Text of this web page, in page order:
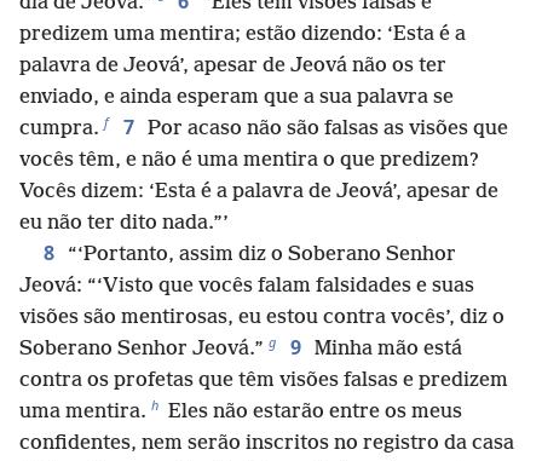
predizem uma mentira; estão dizendo: ‘Esta é a
palavra de Jeová’, apesar de Jeová não os ter
enviado, e ainda esperam que a sua palavra se
cumpra. f 7 Por acaso não são falsas as visões que
vocês têm, e não é uma mentira o que predizem?
Vocês dizem: ‘Esta é a palavra de Jeová’, apesar de
eu não ter dito nada.”’
8
“‘Portanto, assim diz o Soberano Senhor
Jeová: “‘Visto que vocês falam falsidades e suas
visões são mentirosas, eu estou contra vocês’, diz o
Soberano Senhor Jeová.” g 9 Minha mão está
contra os profetas que têm visões falsas e predizem
uma mentira. h Eles não estarão entre os meus
confidentes, nem serão inscritos no registro da casa